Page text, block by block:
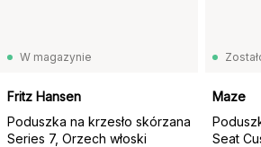
W magazynie
Fritz Hansen
Poduszka na krzesło skórzana
Series 7, Orzech włoski
Maze
Seat